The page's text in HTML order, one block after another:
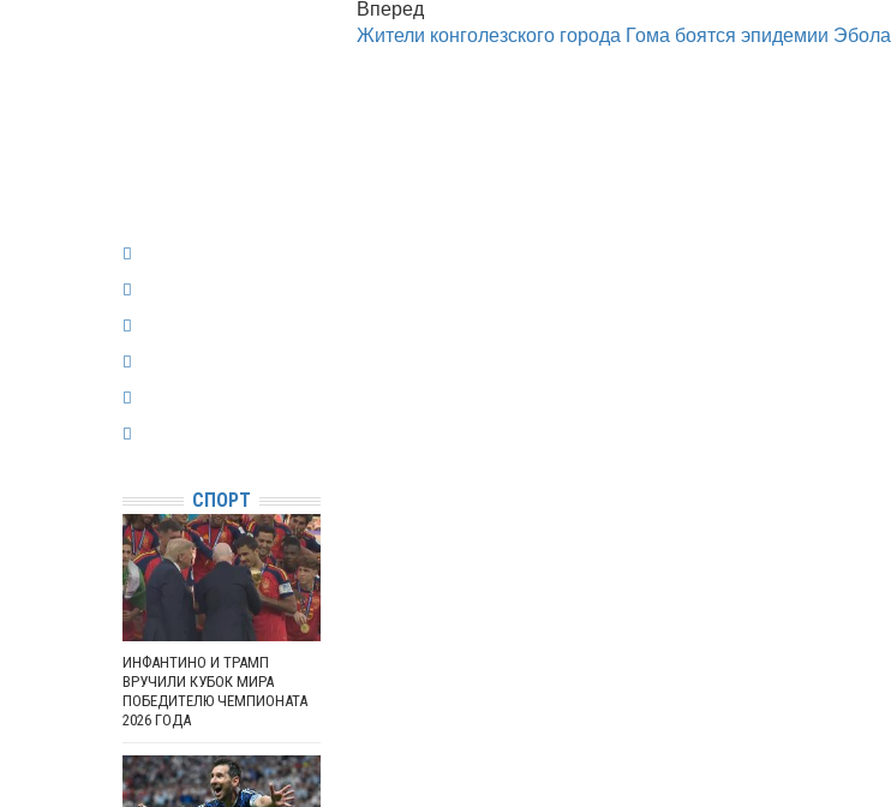
Вперед
Жители конголезского города Гома боятся эпидемии Эбола
СПОРТ
ИНФАНТИНО И ТРАМП
ВРУЧИЛИ КУБОК МИРА
ПОБЕДИТЕЛЮ ЧЕМПИОНАТА
2026 ГОДА